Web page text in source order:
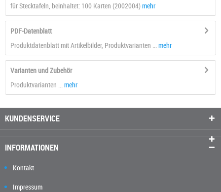
für Stecktafeln, beinhaltet: 100 Karten (2002004)mehr
PDF-Datenblatt
Produktdatenblatt mit Artikelbilder, Produktvarianten ... mehr
Varianten und Zubehör
Produktvarianten ... mehr
KUNDENSERVICE
INFORMATIONEN
Kontakt
Impressum